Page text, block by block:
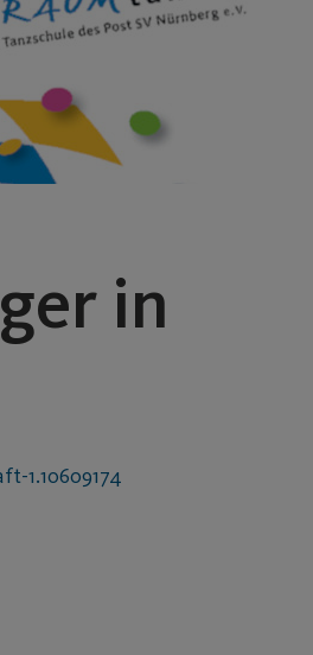
in
1.10609174